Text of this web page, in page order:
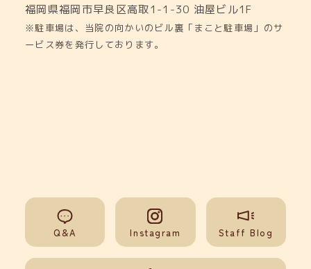
福岡県福岡市早良区高取1-1-30 油屋ビル1F
※駐車場は、当院の向かいのビル裏「まこと駐車場」のサ
ービス券を発行しております。
Q&A Instagram Staff Blog